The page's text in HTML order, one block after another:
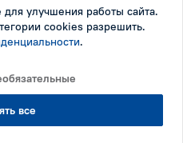
| Настройки cookie
улучшения работы сайта.
cookies разрешить.
.
все